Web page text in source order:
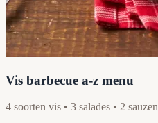
Vis barbecue a-z menu
4 soorten vis • 3 salades • 2 sauzen